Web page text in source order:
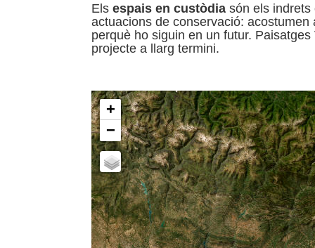
Els espais en custòdia són els indrets
actuacions de conservació:
perquè ho siguin en un futur.
projecte a llarg termini.
+
−